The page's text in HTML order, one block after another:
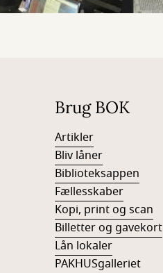
Brug BOK
Artikler
Bliv låner
Biblioteksappen
Fællesskaber
Kopi, print og scan
Billetter og gavekort
Lån lokaler
PAKHUSgalleriet